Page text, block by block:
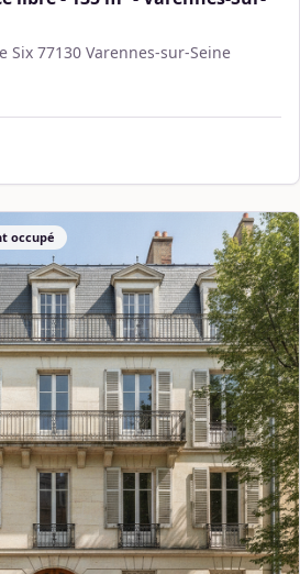
Six 77130 Varennes-sur-Seine
occupé